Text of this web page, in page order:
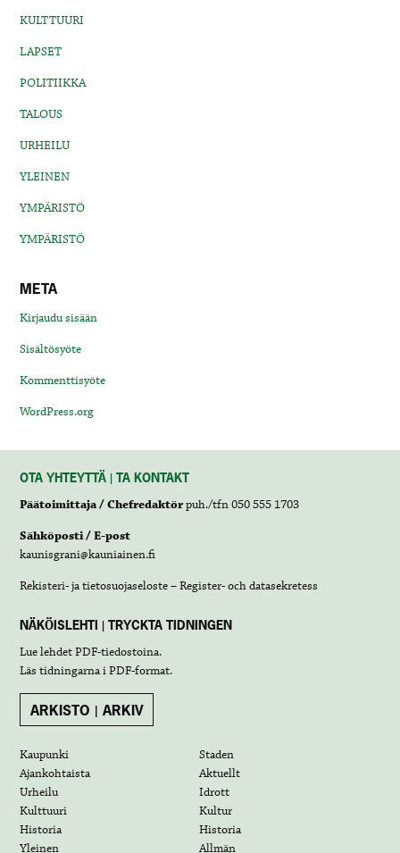
KULTTUURI
LAPSET
POLITIIKKA
TALOUS
URHEILU
YLEINEN
YMPÄRISTÖ
YMPÄRISTÖ
META
Kirjaudu sisään
Sisältösyöte
Kommenttisyöte
WordPress.org
OTA YHTEYTTÄ | TA KONTAKT
Päätoimittaja / Chefredaktörpuh./tfn 050 555 1703
Sähköposti / E-post
kaunisgrani@kauniainen.fi
Rekisteri- ja tietosuojaseloste – Register- och datasekretess
NÄKÖISLEHTI | TRYCKTA TIDNINGEN
Lue lehdetPDF-tiedostoina.
Läs tidningarna iPDF-format.
ARKISTO | ARKIV
Kaupunki
Staden
Ajankohtaista
Aktuellt
Urheilu
Idrott
Kulttuuri
Kultur
Historia
Historia
Yleinen
Allmän